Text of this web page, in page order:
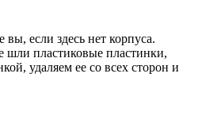
если здесь нет корпуса.
шли пластиковые пластинки,
удаляем ее со всех сторон и